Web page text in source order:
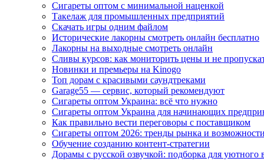
Сигареты оптом с минимальной наценкой
Такелаж для промышленных предприятий
Скачать игры одним файлом
Исторические лакорны смотреть онлайн бесплатно
Лакорны на выходные смотреть онлайн
Сливы курсов: как мониторить цены и не
Новинки и премьеры на Kinogo
Топ дорам с красивыми саундтреками
Garage55 — сервис, который рекомендуют
Сигареты оптом Украина: всё что нужно
Сигареты оптом Украина для начинающих
Как правильно вести переговоры с поставщиком
Сигареты оптом 2026: тренды рынка и возможности
Обучение созданию контент-стратегии
Дорамы с русской озвучкой: подборка для уютного